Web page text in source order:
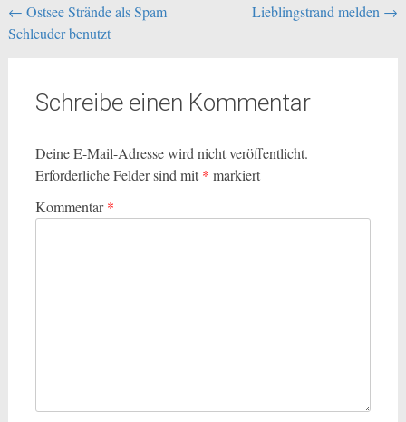
Beitragsnavigation
← Ostsee Strände als Spam
Schleuder benutzt
Lieblingstrand melden →
Schreibe einen Kommentar
Deine E-Mail-Adresse wird nicht veröffentlicht.
Erforderliche Felder sind mit * markiert
Kommentar*